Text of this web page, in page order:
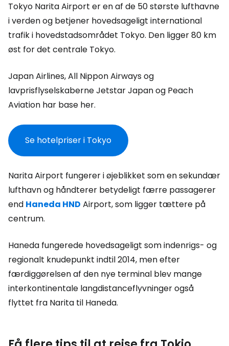
Tokyo Narita Airport er en af de 50 største lufthavne
i verden og betjener hovedsageligt international
trafik i hovedstadsområdet Tokyo. Den ligger 80 km
øst for det centrale Tokyo.
Japan Airlines, All Nippon Airways og
lavprisflyselskaberne Jetstar Japan og Peach
Aviation har base her.
Se hotelpriser i Tokyo
Narita Airport fungerer i øjeblikket som en sekundær
lufthavn og håndterer betydeligt færre passagerer
end Haneda HND Airport, som ligger tættere på
centrum.
Haneda fungerede hovedsageligt som indenrigs- og
regionalt knudepunkt indtil 2014, men efter
færdiggørelsen af den nye terminal blev mange
interkontinentale langdistanceflyvninger også
flyttet fra Narita til Haneda.